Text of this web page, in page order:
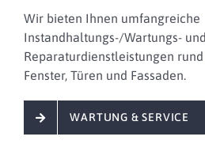
Wir bieten Ihnen umfangreiche
Instandhaltungs-/Wartungs- und
Reparaturdienstleistungen
Fenster, Türen und Fassaden.
WARTUNG & SERVICE